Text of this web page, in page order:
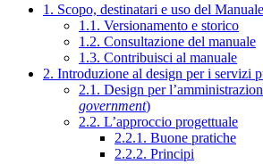
1. Scopo, destinatari e uso del
1.1. Versionamento e storico
1.2. Consultazione del manuale
1.3. Contribuisci al manuale
2. Introduzione al design per i servizi
2.1. Design per
government)
2.2. L’approccio progettuale
2.2.1. Buone pratiche
2.2.2. Principi